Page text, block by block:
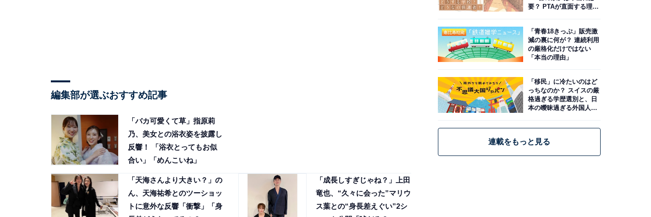
編集部が選ぶおすすめ記事
「バカ可愛くて草」指原莉
乃、美女との浴衣姿を披露し
反響！ 「浴衣とってもお似
合い」「めんこいね」
「天海さんより大きい？」の
ん、天海祐希とのツーショッ
トに意外な反響「衝撃」「身
「成長しすぎじゃね？」上田
竜也、“久々に会った”マリウ
ス葉との“身長差えぐい”2シ
要？ PTAが直面する理想
「青春18きっぷ」販売激
減の裏に何が？ 連続利用
の厳格化だけではない
「本当の理由」
「移民」に冷たいのはど
っちなのか？ スイスの厳
格過ぎる学歴選別と、日
本の曖昧過ぎる外国人政
連載をもっと見る